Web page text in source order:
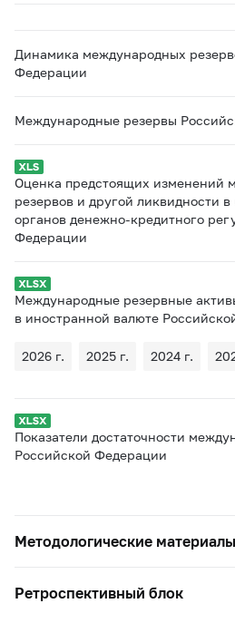
Динамика международных
Федерации
Международные резервы
Оценка предстоящих изменений
резервов и другой ликвидности
органов денежно-кредитного
Федерации
Международные резервные
в иностранной валюте
2026 г. 2025 г. 2024 г.
Показатели достаточности
Российской Федерации
Методологические материалы
Ретроспективный блок